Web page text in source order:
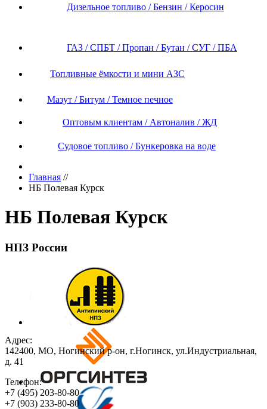
Дизельное топливо / Бензин / Керосин
ГАЗ / СПБТ / Пропан / Бутан / СУГ / ПБА
Топливные ёмкости и мини АЗС
Мазут / Битум / Темное печное
Оптовым клиентам / Автоналив / ЖД
Судовое топливо / Бункеровка на воде
Главная //
НБ Полевая Курск
НБ Полевая Курск
НПЗ России
Адрес:
142400, МО, Ногинский р-он, г.Ногинск, ул.Индустриальная,
д. 41
Телефон:
+7 (495) 203-80-80
+7 (903) 233-80-80